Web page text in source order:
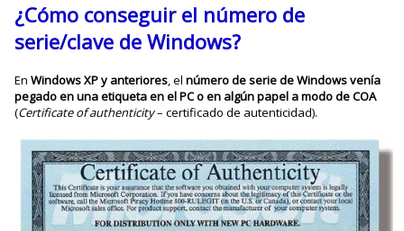
¿Cómo conseguir el número de
serie/clave de Windows?
EnWindows XP y anteriores, elnúmero de serie de Windows venía
pegado en una etiqueta en el PC o en algún papel a modo de COA
(Certificate of authenticity– certificado de autenticidad).